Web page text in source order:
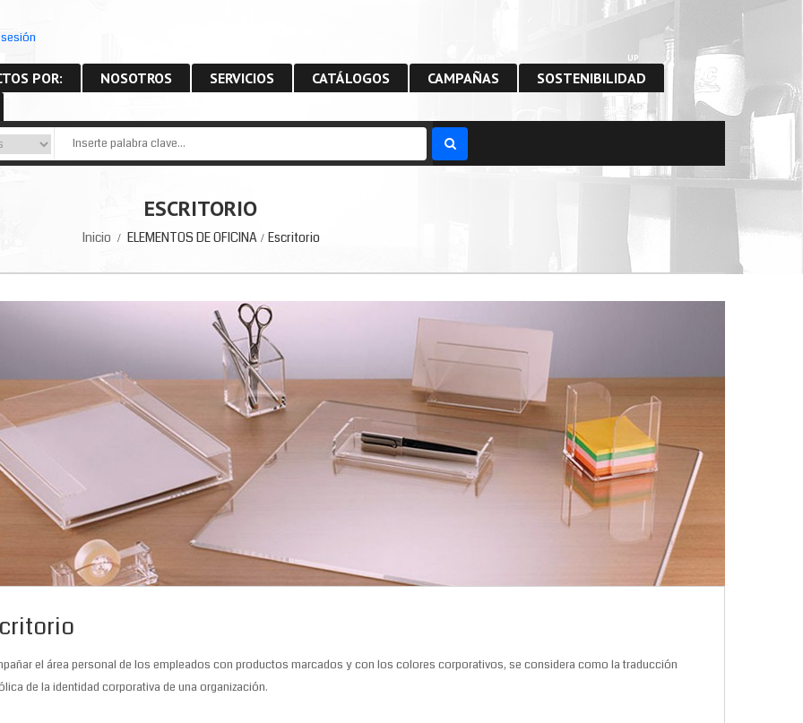
POR: NOSOTROS SERVICIOS CATÁLOGOS CAMPAÑAS SOSTENIBILIDAD
UP
ESCRITORIO
Inicio ELEMENTOS DE OFICINA Escritorio
el área personal de los empleados con productos marcados y con los colores corporativos, se considera como la traducción
de la identidad corporativa de una organización.